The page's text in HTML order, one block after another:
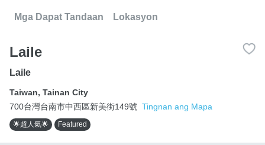
Mga Dapat Tandaan Lokasyon
Laile
Laile
Taiwan, Tainan City
700台灣台南市中西區新美街149號 Tingnan ang Mapa
🌟超人氣🌟 Featured